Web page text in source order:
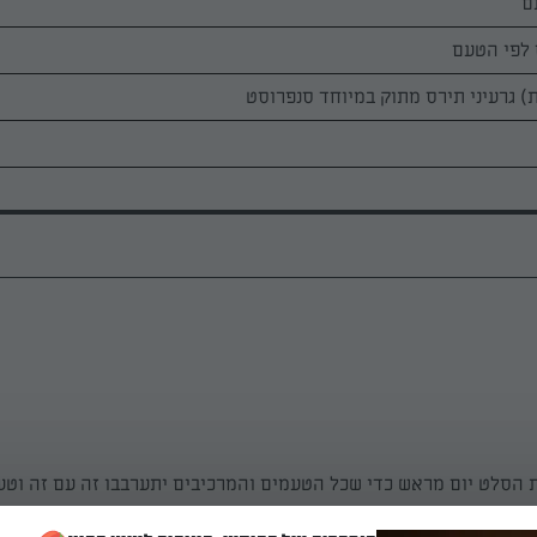
לפי הטעם
הסלט יום מראש כדי שכל הטעמים והמרכיבים יתערבבו זה עם זה